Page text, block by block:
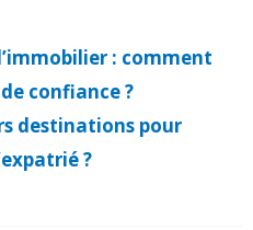
: comment
confiance ?
destinations pour
?